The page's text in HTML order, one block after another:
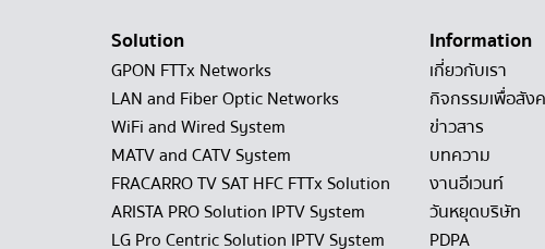
Solution
GPON FTTx Networks
LAN and Fiber Optic Networks
WiFi and Wired System
MATV and CATV System
FRACARRO TV SAT HFC FTTx Solution
ARISTA PRO Solution IPTV System
LG Pro Centric Solution IPTV System
Information
เกี่ยวกับเรา
กิจกรรมเพื่อสัง
ข่าวสาร
บทความ
งานอีเวนท์
วันหยุดบริษัท
PDPA